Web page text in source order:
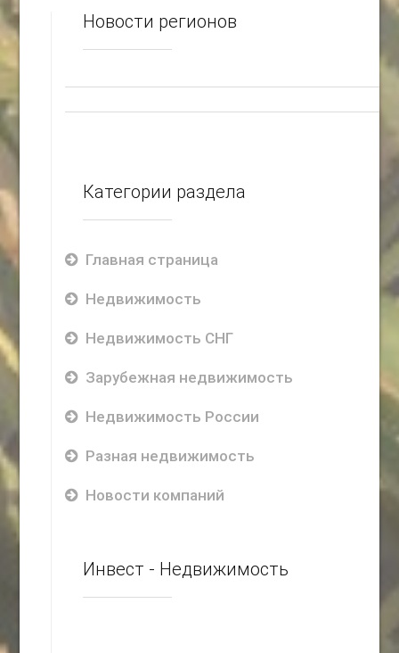
Новости регионов
Категории раздела
Главная страница
Недвижимость
Недвижимость СНГ
Зарубежная недвижимость
Недвижимость России
Разная недвижимость
Новости компаний
Инвест - Недвижимость